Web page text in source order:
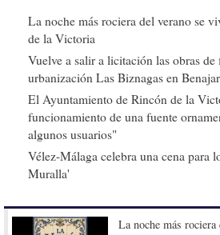
La noche más rociera del verano se
de la Victoria
Vuelve a salir a licitación las obras
urbanización Las Biznagas en
El Ayuntamiento de Rincón de la
funcionamiento de una fuente
algunos usuarios"
Vélez-Málaga celebra una cena para
Muralla'
La noche más rociera